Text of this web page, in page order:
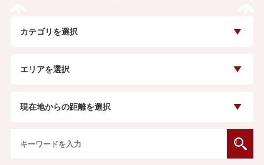
カテゴリを選択
エリアを選択
現在地からの距離を選択